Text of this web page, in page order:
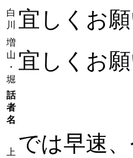
白
川
宜しくお
増
山
・
堀
宜しくお
話
者
名
上 では早速